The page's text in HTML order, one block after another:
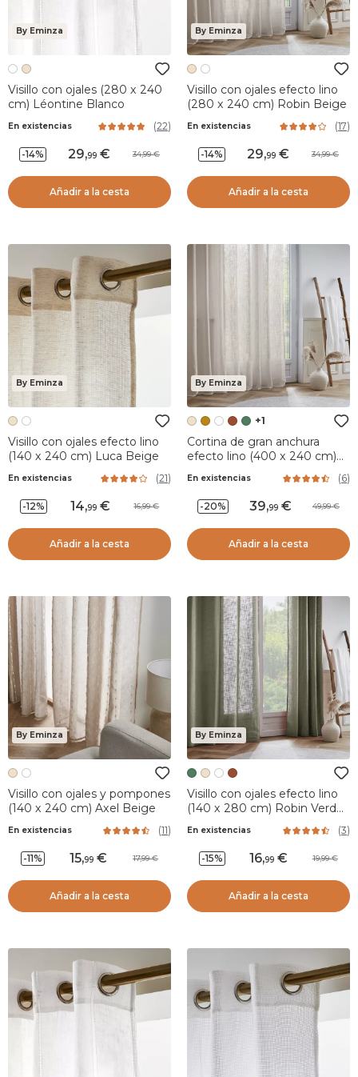
By Eminza
Visillo con ojales (280 x 240
cm) Léontine Blanco
En existencias (22)
-14% 29,99 34,99
Añadir a la cesta
By Eminza
Visillo con ojales efecto lino
(280 x 240 cm) Robin Beige
En existencias (17)
-14% 29,99 34,99
Añadir a la cesta
By Eminza
Visillo con ojales efecto lino
(140 x 240 cm) Luca Beige
En existencias (21)
-12% 14,99 16,99
Añadir a la cesta
By Eminza
+1
Cortina de gran anchura
efecto lino (400 x 240 cm)
En existencias (6)
-20% 39,99 49,99
Añadir a la cesta
By Eminza
Visillo con ojales y pompones
(140 x 240 cm) Axel Beige
En existencias (11)
-11% 15,99 17,99
Añadir a la cesta
By Eminza
Visillo con ojales efecto lino
(140 x 280 cm) Robin Verde
En existencias (3)
-15% 16,99 19,99
Añadir a la cesta